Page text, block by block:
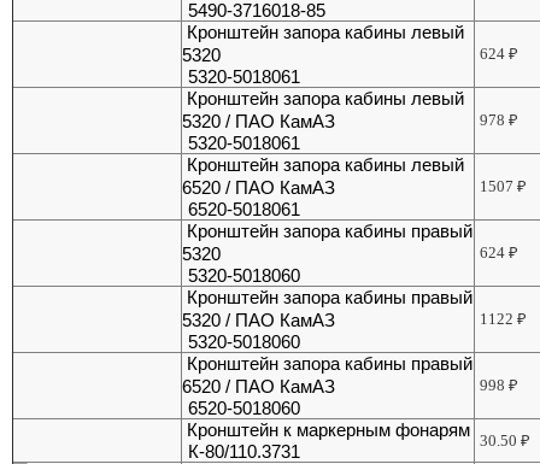
5490-3716018-85
Кронштейн запора кабины левый
5320
5320-5018061
624₽
Кронштейн запора кабины левый
5320 / ПАО КамАЗ
5320-5018061
978₽
Кронштейн запора кабины левый
6520 / ПАО КамАЗ
6520-5018061
1507₽
Кронштейн запора кабины правый
5320
5320-5018060
624₽
Кронштейн запора кабины правый
5320 / ПАО КамАЗ
5320-5018060
1122₽
Кронштейн запора кабины правый
6520 / ПАО КамАЗ
6520-5018060
998₽
Кронштейн к маркерным фонарям
К-80/110.3731
30.50₽